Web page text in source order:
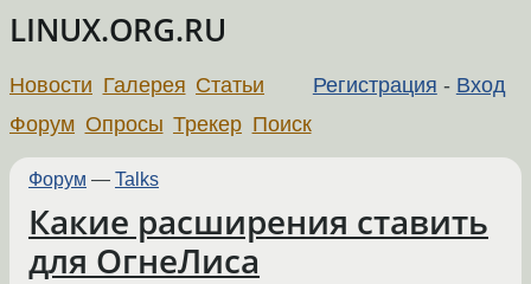
LINUX.ORG.RU
Регистрация - Вход
Новости Галерея Статьи
Форум Опросы Трекер Поиск
Форум — Talks
Какие расширения ставить
для ОгнеЛиса